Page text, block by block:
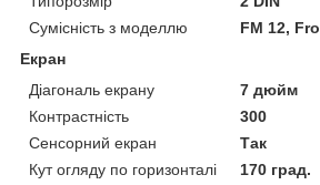
Сумісність з моделлю
FM 12,
Екран
Діагональ екрану
7 дюйм
Контрастність
300
Сенсорний екран
Так
Кут огляду по горизонталі
170 град.